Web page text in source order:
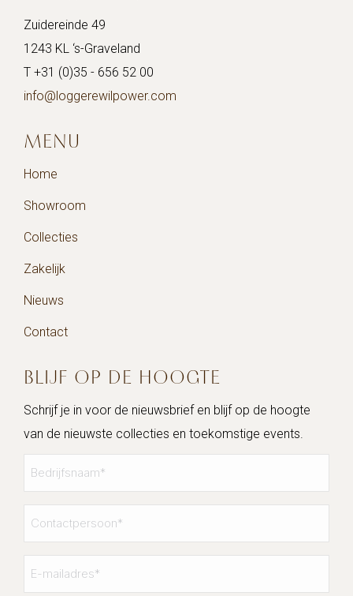
Zuidereinde 49
1243 KL ‘s-Graveland
T +31 (0)35 - 656 52 00
info@loggerewilpower.com
MENU
Home
Showroom
Collecties
Zakelijk
Nieuws
Contact
BLIJF OP DE HOOGTE
Schrijf je in voor de nieuwsbrief en blijf op de hoogte
van de nieuwste collecties en toekomstige events.